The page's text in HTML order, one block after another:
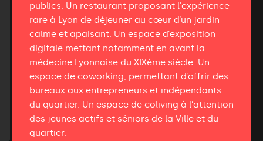
publics. Un restaurant proposant l'expérience
rare à Lyon de déjeuner au cœur d’un jardin
calme et apaisant. Un espace d’exposition
digitale mettant notamment en avant la
médecine Lyonnaise du XIXème siècle. Un
espace de coworking, permettant d’offrir des
bureaux aux entrepreneurs et indépendants
du quartier. Un espace de coliving à l’attention
des jeunes actifs et séniors de la Ville et du
quartier.